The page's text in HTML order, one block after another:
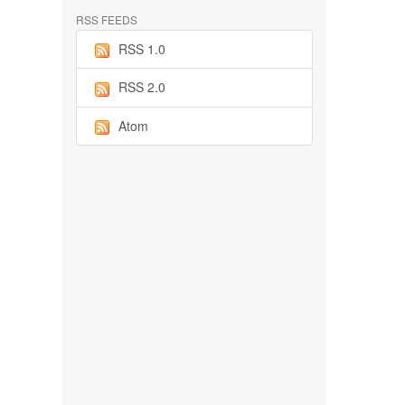
RSS FEEDS
RSS 1.0
RSS 2.0
Atom